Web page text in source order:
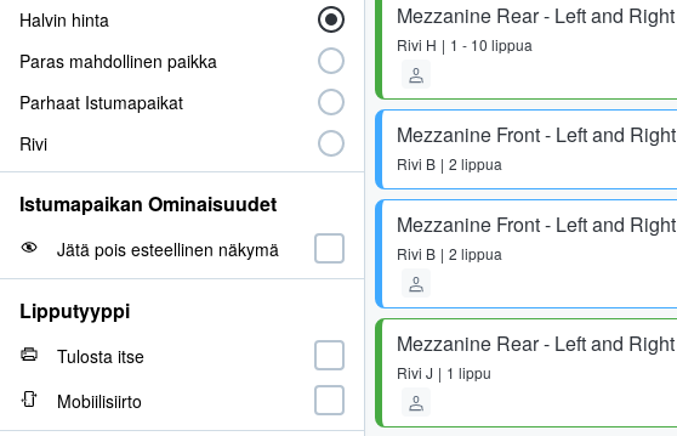
Mezzanine Rear - Left and Right
Rivi H 1 - 10 lippua
Mezzanine Front - Left and Right
Rivi B 2 lippua
Mezzanine Front - Left and Right
Rivi B 2 lippua
Mezzanine Rear - Left and Right
Rivi J 1 lippu
Halvin hinta
Paras mahdollinen paikka
Parhaat Istumapaikat
Rivi
Istumapaikan Ominaisuudet
Jätä pois esteellinen näkymä
Lipputyyppi
Tulosta itse
Mobiilisiirto